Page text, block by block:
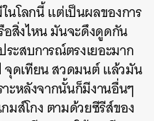
นโลกนี้ แต่เป็นผลของการ
อสิ่งไหน มันจะดึงดูดกัน
ระสบการณ์ตรงเยอะมาก
จุดเทียน สวดมนต์ แล้วมัน
าะหลังจากนั้นก็มีงานอื่นๆ
มส์โกง ตามด้วยซีรีส์ของ